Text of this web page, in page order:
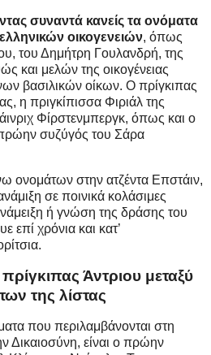
συναντά κανείς τα ονόματα
οικογενειών, όπως
του Δημήτρη Γουλανδρή, της
και μελών της οικογένειας
βασιλικών οίκων. Ο πρίγκιπας
η πριγκίπισσα Φιριάλ της
Φίρστενμπεργκ, όπως και ο
συζύγός του Σάρα
στην ατζέντα Επστάιν,
σε ποινικά κολάσιμες
ή γνώση της δράσης του
επί χρόνια και κατ’
Άντριου μεταξύ
της λίστας
που περιλαμβάνονται στη
Δικαιοσύνη, είναι ο πρώην